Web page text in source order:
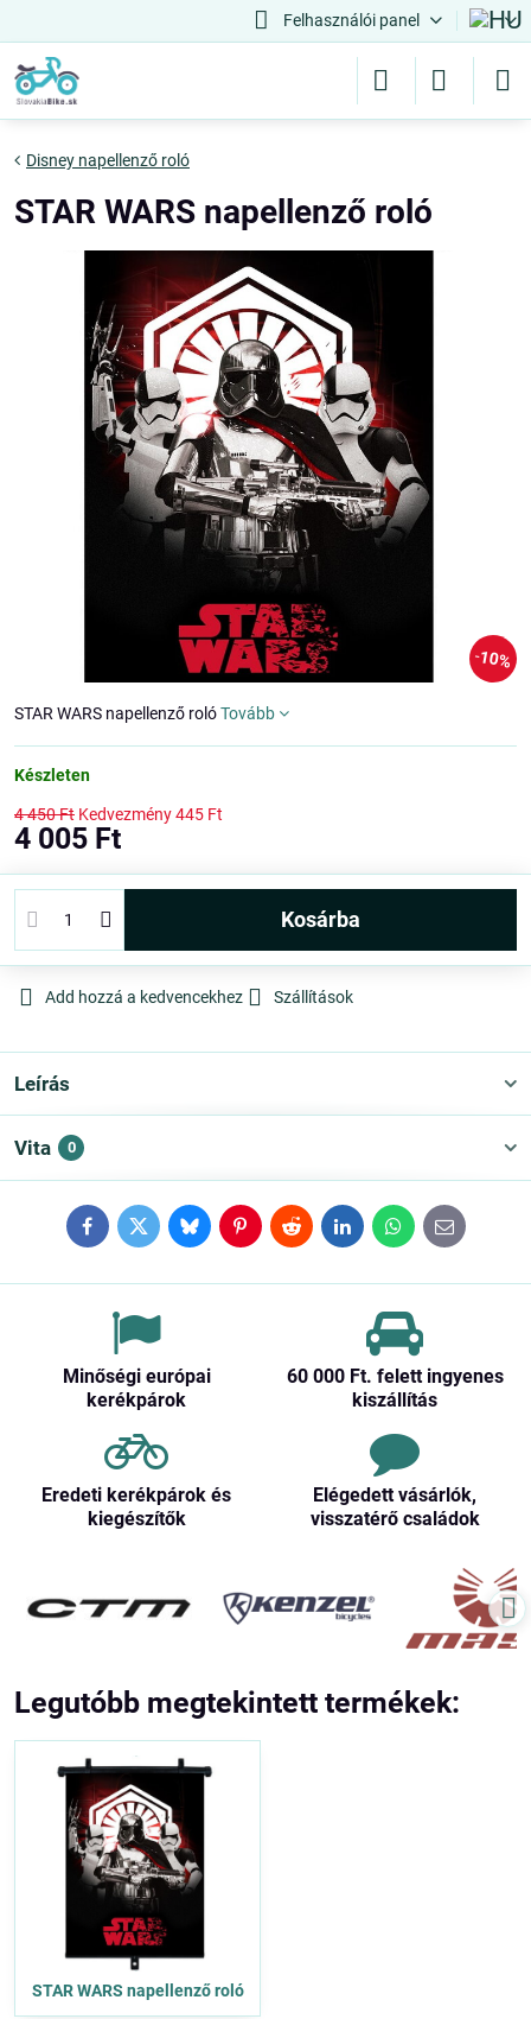
Felhasználói panel
10%
Disney napellenző roló
STAR WARS napellenző roló
STAR WARS napellenző rolóTovább
Készleten
4 450 Ft Kedvezmény445 Ft
4 005 Ft
kosárba
Add hozzá a kedvencekhez Szállítások
Leírás
Vita 0
FacebookTwitterBlueskyPinterestRedditLinkedInWhatsApp
E-
mail
Minőségi európai
kerékpárok
60 000 Ft​. felett ingyenes
kiszállítás
Eredeti kerékpárok és
kiegészítők
Elégedett vásárlók,
visszatérő családok
Legutóbb megtekintett termékek:
STAR WARS napellenző roló